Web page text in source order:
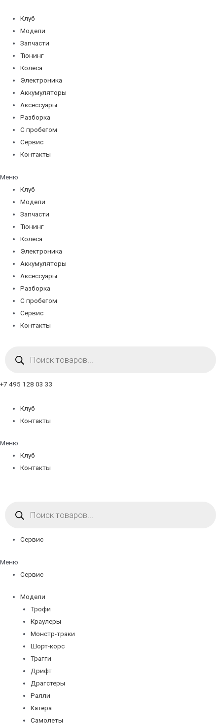
содержимому
Клуб
Модели
Запчасти
Тюнинг
Колеса
Электроника
Аккумуляторы
Аксессуары
Разборка
С пробегом
Сервис
Контакты
Меню
Клуб
Модели
Запчасти
Тюнинг
Колеса
Электроника
Аккумуляторы
Аксессуары
Разборка
С пробегом
Сервис
Контакты
товаров
+7 495 128 03 33
Клуб
Контакты
Меню
Клуб
Контакты
товаров
Сервис
Меню
Сервис
Модели
Трофи
Краулеры
Монстр-траки
Шорт-корс
Трагги
Дрифт
Драгстеры
Ралли
Катера
Самолеты